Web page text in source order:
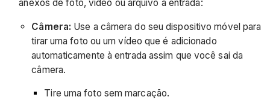
anexos de foto, vídeo ou arquivo à entrada:
Câmera: Use a câmera do seu dispositivo móvel para
tirar uma foto ou um vídeo que é adicionado
automaticamente à entrada assim que você sai da
câmera.
Tire uma foto sem marcação.